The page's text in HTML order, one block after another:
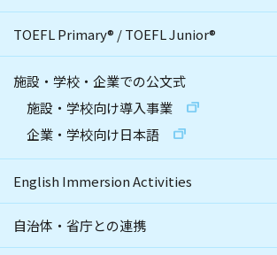
TOEFL Primary® /TOEFL Junior®
施設・学校・企業での公文式
施設・学校向け導入事業
企業・学校向け日本語
English Immersion Activities
自治体・省庁との連携